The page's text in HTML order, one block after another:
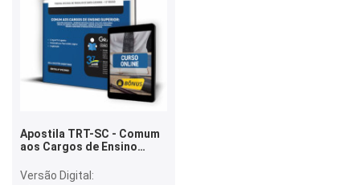
Apostila TRT-SC - Comum
aos Cargos de Ensino
Versão Digital: